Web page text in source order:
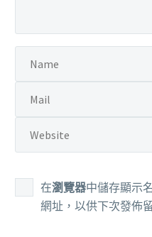
在瀏覽器中儲存顯示
網址，以供下次發佈